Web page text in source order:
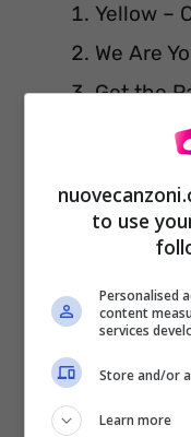
Yellow –
We Are
Get the
Rock DJ
3:52
One
Heavy
Black
to use
Personalised
content
services
Store and/or
Learn more